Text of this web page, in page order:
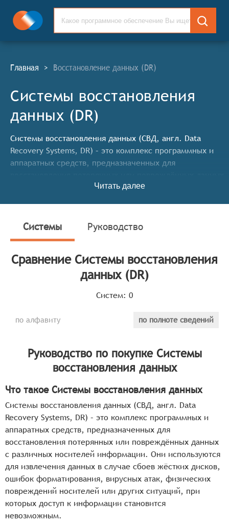
Главная > Восстановление данных (DR)
Системы восстановления
данных (DR)
Системы восстановления данных (СВД, англ. Data
Recovery Systems, DR) – это комплекс программных и
аппаратных средств, предназначенных для
с различных носителей информации. Они используются
повреждений носителей или других ситуаций, при
которых доступ к информации становится
Классификатор программных продуктов Соваре
определяет конкретные функциональные критерии для
систем. Для того, чтобы быть представленными на
должны иметь следующие функциональные
возможности:
поддержка широкого спектра файловых систем и
форматов данных, позволяющая работать с
различными типами носителей и структурами
хранения информации,
возможность восстановления данных при
различных сценариях потери информации,
включая физические повреждения носителей,
логические ошибки, вирусные атаки и сбои
программного обеспечения,
инструменты для глубокого сканирования и
анализа носителей с целью обнаружения и
восстановления частично повреждённых или
удалённых файлов,
механизмы работы с повреждёнными или
фрагментированными данными, обеспечивающие
Читать далее
Системы Руководство
Сравнение Системы восстановления
данных (DR)
Систем: 0
по алфавиту по полноте сведений
Руководство по покупке Системы
восстановления данных
Что такое Системы восстановления данных
Системы восстановления данных (СВД, англ. Data
Recovery Systems, DR) – это комплекс программных и
аппаратных средств, предназначенных для
восстановления потерянных или повреждённых данных
с различных носителей информации. Они используются
для извлечения данных в случае сбоев жёстких дисков,
ошибок форматирования, вирусных атак, физических
повреждений носителей или других ситуаций, при
которых доступ к информации становится
невозможным.